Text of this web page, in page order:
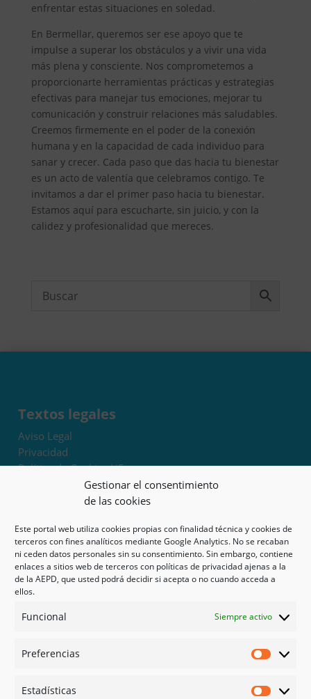
Gestionar el consentimiento
de las cookies
Este portal web utiliza cookies propias con finalidad técnica y cookies de
terceros con fines analíticos mediante Google Analytics. No se recaban
ni ceden datos personales sin su consentimiento. Sin embargo, contiene
enlaces a sitios web de terceros con políticas de privacidad ajenas a la
de la AEPD, que usted podrá decidir si acepta o no cuando acceda a
ellos.
Funcional Siempre activo
Preferencias
Estadísticas
enfrentar estas situaciones en soledad.
En Bermellar, queremos ser ese apoyo que te
impulse a superar los obstáculos y a vivir una vida
más plena y consciente. Nos comprometemos a
proporcionarte herramientas prácticas y estrategias
efectivas para manejar tus emociones, mejorar tu
comunicación y construir relaciones más saludables.
Creemos firmemente en el poder de la conexión
humana y en la capacidad de cada individuo para
sanar y crecer. Cada paso que das hacia tu bienestar
es un acto de valentía que celebramos contigo. Te
invitamos a dar el primer paso hacia tu bienestar.
Estamos aquí para escucharte, sin juicio, y con la
calidez y profesionalidad que mereces.
Textos legales
Aviso Legal
Privacidad
Política de Cookies UE
Términos y condiciones
Exoneración de responsabilidad
Mapa del sitio
Mi cuenta
Tienda
Psicología en Murcia
Guías
Redes sociales
Instagram